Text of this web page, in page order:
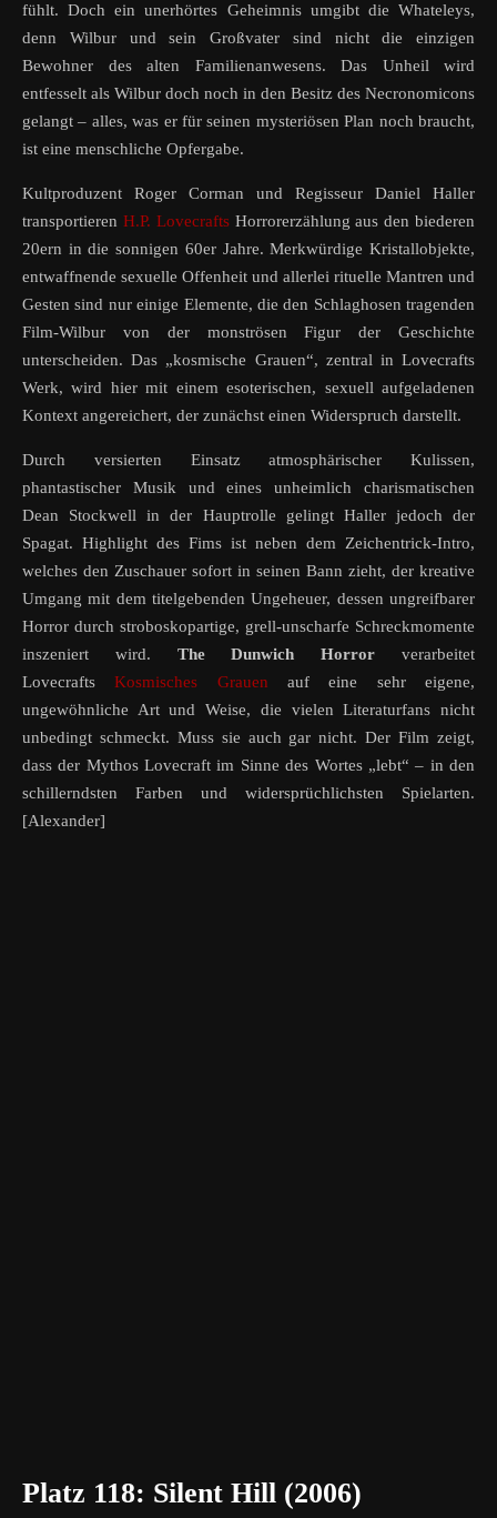
fühlt. Doch ein unerhörtes Geheimnis umgibt die Whateleys,
denn Wilbur und sein Großvater sind nicht die einzigen
Bewohner des alten Familienanwesens. Das Unheil wird
entfesselt als Wilbur doch noch in den Besitz des Necronomicons
gelangt – alles, was er für seinen mysteriösen Plan noch braucht,
ist eine menschliche Opfergabe.
Kultproduzent Roger Corman und Regisseur Daniel Haller
transportieren H.P. LovecraftsHorrorerzählung aus den biederen
20ern in die sonnigen 60er Jahre. Merkwürdige Kristallobjekte,
entwaffnende sexuelle Offenheit und allerlei rituelle Mantren und
Gesten sind nur einige Elemente, die den Schlaghosen tragenden
Film-Wilbur von der monströsen Figur der Geschichte
unterscheiden. Das „kosmische Grauen“, zentral in Lovecrafts
Werk, wird hier mit einem esoterischen, sexuell aufgeladenen
Kontext angereichert, der zunächst einen Widerspruch darstellt.
Durch versierten Einsatz atmosphärischer Kulissen,
phantastischer Musik und eines unheimlich charismatischen
Dean Stockwell in der Hauptrolle gelingt Haller jedoch der
Spagat. Highlight des Fims ist neben dem Zeichentrick-Intro,
welches den Zuschauer sofort in seinen Bann zieht, der kreative
Umgang mit dem titelgebenden Ungeheuer, dessen ungreifbarer
Horror durch stroboskopartige, grell-unscharfe Schreckmomente
inszeniert wird. The Dunwich Horrorverarbeitet
LovecraftsKosmisches Grauen auf eine sehr eigene,
ungewöhnliche Art und Weise, die vielen Literaturfans nicht
unbedingt schmeckt. Muss sie auch gar nicht. Der Film zeigt,
dass der Mythos Lovecraft im Sinne des Wortes „lebt“ – in den
schillerndsten Farben und widersprüchlichsten Spielarten.
[Alexander]
Platz 118: Silent Hill (2006)